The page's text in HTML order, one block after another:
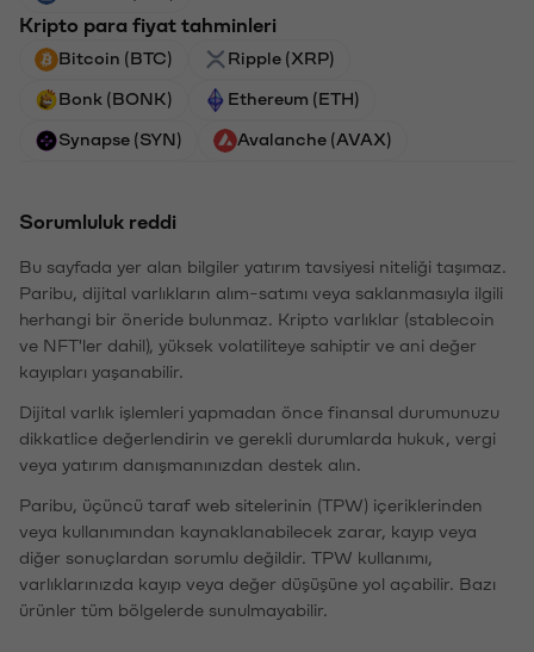
Kripto para fiyat tahminleri
Bitcoin (BTC) Ripple (XRP)
Bonk (BONK) Ethereum (ETH)
Synapse (SYN) Avalanche (AVAX)
Sorumluluk reddi
Bu sayfada yer alan bilgiler yatırım tavsiyesi niteliği taşımaz.
Paribu, dijital varlıkların alım-satımı veya saklanmasıyla ilgili
herhangi bir öneride bulunmaz. Kripto varlıklar (stablecoin
ve NFT'ler dahil), yüksek volatiliteye sahiptir ve ani değer
kayıpları yaşanabilir.
Dijital varlık işlemleri yapmadan önce finansal durumunuzu
dikkatlice değerlendirin ve gerekli durumlarda hukuk, vergi
veya yatırım danışmanınızdan destek alın.
Paribu, üçüncü taraf web sitelerinin (TPW) içeriklerinden
veya kullanımından kaynaklanabilecek zarar, kayıp veya
diğer sonuçlardan sorumlu değildir. TPW kullanımı,
varlıklarınızda kayıp veya değer düşüşüne yol açabilir. Bazı
ürünler tüm bölgelerde sunulmayabilir.